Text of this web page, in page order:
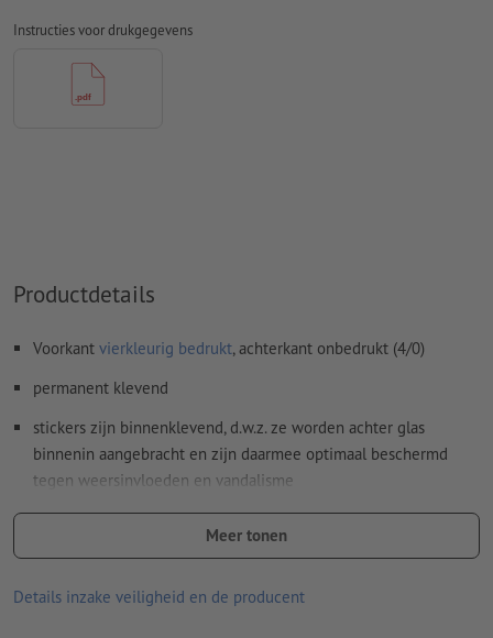
Overdrukinstellingenworden door ons niet gecontroleerd
Transparanties
Instructies voor drukgegevens
Productdetails
Voorkant vierkleurig bedrukt, achterkant onbedrukt (4/0)
permanent klevend
stickers zijn binnenklevend, d.w.z. ze worden achter glas
binnenin aangebracht en zijn daarmee optimaal beschermd
tegen weersinvloeden en vandalisme
reclameboodschappen zijn ideaal leesbaar van buitenaf
ideaal als bescherming tegen inkijk, decoratie of klassieke
Meer tonen
Details inzake veiligheid en de producent